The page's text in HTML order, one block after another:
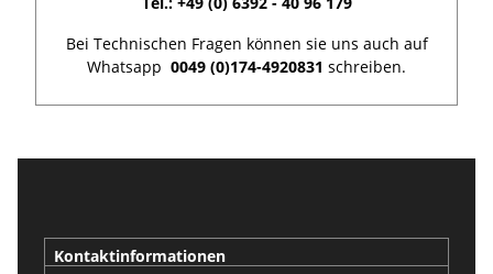
Bei Technischen Fragen können sie uns auch auf
Whatsapp 0049 (0)174-4920831 schreiben.
Kontaktinformationen